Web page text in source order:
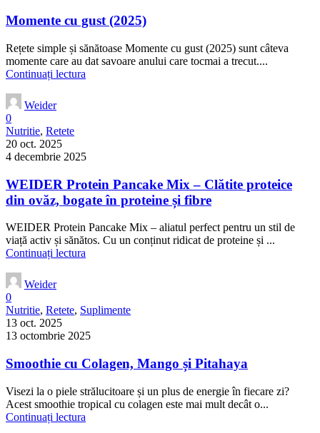
Momente cu gust (2025)
Rețete simple și sănătoase Momente cu gust (2025) sunt câteva
momente care au dat savoare anului care tocmai a trecut....
Continuați lectura
Weider
0
Nutritie, Retete
20 oct. 2025
4 decembrie 2025
WEIDER Protein Pancake Mix – Clătite proteice
din ovăz, bogate în proteine și fibre
WEIDER Protein Pancake Mix – aliatul perfect pentru un stil de
viață activ și sănătos. Cu un conținut ridicat de proteine și ...
Continuați lectura
Weider
0
Nutritie, Retete, Suplimente
13 oct. 2025
13 octombrie 2025
Smoothie cu Colagen, Mango și Pitahaya
Visezi la o piele strălucitoare și un plus de energie în fiecare zi?
Acest smoothie tropical cu colagen este mai mult decât o...
Continuați lectura